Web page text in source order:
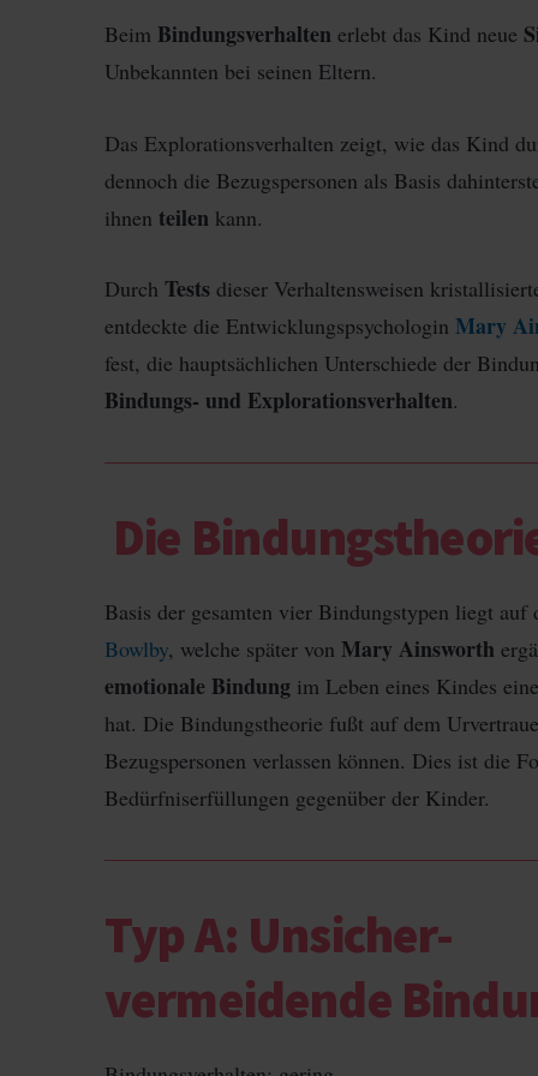
Beim Bindungsverhalten erlebt das Kind neue
Unbekannten bei seinen Eltern.
Das Explorationsverhalten zeigt, wie das Kind
dennoch die Bezugspersonen als Basis
ihnen teilen kann.
Durch Tests dieser Verhaltensweisen
entdeckte die Entwicklungspsychologin Mary
fest, die hauptsächlichen Unterschiede der
Bindungs- und Explorationsverhalten.
Die
Basis der gesamten vier Bindungstypen liegt
Bowlby, welche später von Mary Ainsworth
emotionale Bindung im Leben eines Kindes
hat. Die Bindungstheorie fußt auf dem
Bezugspersonen verlassen können. Dies ist die
Bedürfniserfüllungen gegenüber der Kinder.
Typ A: Unsicher-
vermeidende